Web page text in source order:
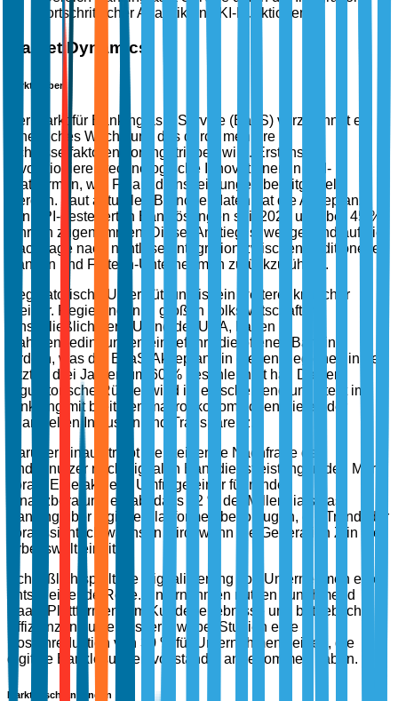
fortschrittlicher Analytik und KI-Funktionen.
Market Dynamics
Markttreiber
Der Markt für Banking as a Service (BaaS) verzeichnet ein
erhebliches Wachstum, das durch mehrere
Schlüsselfaktoren vorangetrieben wird. Erstens
revolutionieren technologische Innovationen in API-
Plattformen, wie Finanzdienstleistungen bereitgestellt
werden. Laut aktuellen Branchendaten hat die Akzeptanz
von API-gesteuerten Banklösungen seit 2020 um über 45 %
jährlich zugenommen. Dieser Anstieg ist weitgehend auf die
Nachfrage nach nahtloser Integration zwischen traditionellen
Banken und Fintech-Unternehmen zurückzuführen.
Regulatorische Unterstützung ist ein weiterer kritischer
Treiber. Regierungen in großen Volkswirtschaften,
einschließlich der EU und der USA, haben
Rahmenbedingungen eingeführt, die offenes Banking
fördern, was die BaaS-Akzeptanz in diesen Regionen in den
letzten drei Jahren um 60 % beschleunigt hat. Dieser
regulatorische Rückenwind ist entscheidend und steht im
Einklang mit breiteren makroökonomischen Zielen der
finanziellen Inklusion und Transparenz.
Darüber hinaus treibt die steigende Nachfrage der
Endbenutzer nach digitalen Bankdienstleistungen den Markt
voran. Eine aktuelle Umfrage einer führenden
Finanzberatung ergab, dass 72 % der Millennials das
Banking über digitale Plattformen bevorzugen, ein Trend, der
voraussichtlich wachsen wird, wenn die Generation Z in die
Arbeitswelt eintritt.
Schließlich spielt die Digitalisierung von Unternehmen eine
entscheidende Rolle. Unternehmen nutzen zunehmend
BaaS-Plattformen, um Kundenerlebnisse und betriebliche
Effizienzen zu verbessern, wobei Studien eine
Kostenreduktion von 30 % für Unternehmen zeigen, die
digitale Banklösungen vollständig angenommen haben.
Marktbeschränkungen